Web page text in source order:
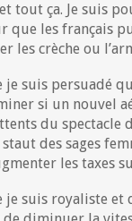
tout ça. Je suis
que les français
les crèche ou
je suis persuadé
si un nouvel
du spectacle
des sages
les taxes
je suis royaliste